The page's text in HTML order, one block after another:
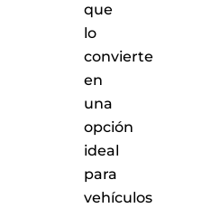
que
lo
convierte
en
una
opción
ideal
para
vehículos